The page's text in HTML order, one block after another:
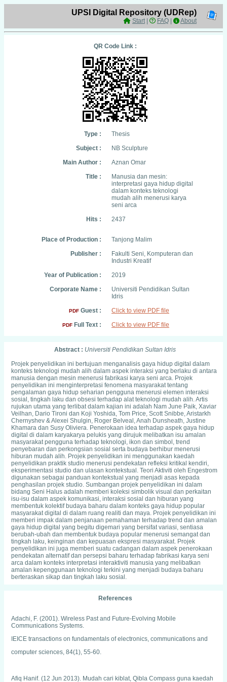
UPSI Digital Repository (UDRep)
Start| FAQ About
QR Code Link :
Type :
Thesis
Subject :
NB Sculpture
Main Author :
Aznan Omar
Title :
Manusia dan mesin:
interpretasi gaya hidup digital
dalam konteks teknologi
mudah alih menerusi karya
seni arca
Hits :
2437
Place of Production :
Tanjong Malim
Publisher :
Fakulti Seni, Komputeran dan
Industri Kreatif
Year of Publication :
2019
Corporate Name :
Universiti Pendidikan Sultan
Idris
PDF Guest : Click to view PDF file
PDF Full Text : Click to view PDF file
Abstract : Universiti Pendidikan Sultan Idris
Projek penyelidikan ini bertujuan menganalisis gaya hidup digital dalam
konteks teknologi mudah alih dalam aspek interaksi yang berlaku di antara
manusia dengan mesin menerusi fabrikasi karya seni arca. Projek
penyelidikan ini menginterpretasi fenomena masyarakat tentang
pengalaman gaya hidup seharian pengguna menerusi elemen interaksi
sosial, tingkah laku dan obsesi terhadap alat teknologi mudah alih. Artis
rujukan utama yang terlibat dalam kajian ini adalah Nam June Paik, Xaviar
Veilhan, Dario Tironi dan Koji Yoshida, Tom Price, Scott Snibbe, Aristarkh
Chernyshev & Alexei Shulgin, Roger Belveal, Anah Dunsheath, Justine
Khamara dan Susy Oliviera. Penerokaan idea terhadap aspek gaya hidup
digital di dalam karyakarya pelukis yang dirujuk melibatkan isu amalan
masyarakat pengguna terhadap teknologi, ikon dan simbol, trend
penyebaran dan perkongsian sosial serta budaya berhibur menerusi
hiburan mudah alih. Projek penyelidikan ini menggunakan kaedah
penyelidikan praktik studio menerusi pendekatan refleksi kritikal kendiri,
eksperimentasi studio dan ulasan kontekstual. Teori Aktiviti oleh Engestrom
digunakan sebagai panduan kontekstual yang menjadi asas kepada
penghasilan projek studio. Sumbangan projek penyelidikan ini dalam
bidang Seni Halus adalah memberi koleksi simbolik visual dan perkaitan
isu-isu dalam aspek komunikasi, interaksi sosial dan hiburan yang
membentuk kolektif budaya baharu dalam konteks gaya hidup popular
masyarakat digital di dalam ruang realiti dan maya. Projek penyelidikan ini
memberi impak dalam penjanaan pemahaman terhadap trend dan amalan
gaya hidup digital yang begitu digemari yang bersifat variasi, sentiasa
berubah-ubah dan membentuk budaya popular menerusi semangat dan
tingkah laku, keinginan dan kepuasan ekspresi masyarakat. Projek
penyelidikan ini juga memberi suatu cadangan dalam aspek penerokaan
pendekatan alternatif dan persepsi baharu terhadap fabrikasi karya seni
arca dalam konteks interpretasi interaktiviti manusia yang melibatkan
amalan kepenggunaan teknologi terkini yang menjadi budaya baharu
berteraskan sikap dan tingkah laku sosial.
References
Adachi, F. (2001). Wireless Past and Future-Evolving Mobile
Communications Systems.
IEICE transactions on fundamentals of electronics, communications and
computer sciences, 84(1), 55-60.
Afiq Hanif. (12 Jun 2013). Mudah cari kiblat, Qibla Compass guna kaedah